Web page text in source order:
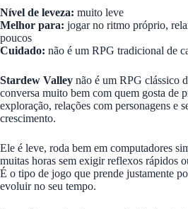
Nível de leveza: muito leve
Melhor para: jogar no ritmo próprio,
poucos
Cuidado: não é um RPG tradicional de
Stardew Valley não é um RPG clássico
conversa muito bem com quem gosta de
exploração, relações com personagens e
crescimento.
Ele é leve, roda bem em computadores
muitas horas sem exigir reflexos rápidos
É o tipo de jogo que prende justamente
evoluir no seu tempo.